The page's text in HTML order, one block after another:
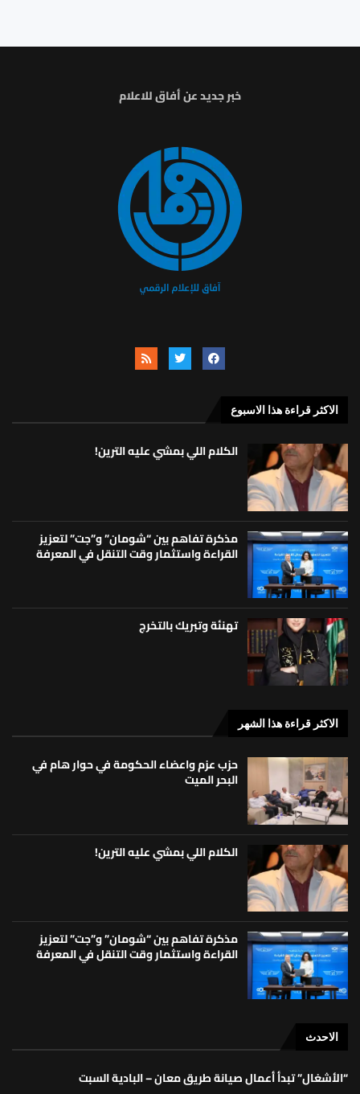
خبر جديد عن أفاق للاعلام
الاكثر قراءة هذا الاسبوع
الكلام اللي بمشي عليه الترين!
مذكرة تفاهم بين “شومان” و”جت” لتعزيز
القراءة واستثمار وقت التنقل في المعرفة
تهنئة وتبريك بالتخرج
الاكثر قراءة هذا الشهر
حزب عزم واعضاء الحكومة في حوار هام في
البحر الميت
الكلام اللي بمشي عليه الترين!
مذكرة تفاهم بين “شومان” و”جت” لتعزيز
القراءة واستثمار وقت التنقل في المعرفة
الاحدث
“الأشغال” تبدأ أعمال صيانة طريق معان – البادية السبت